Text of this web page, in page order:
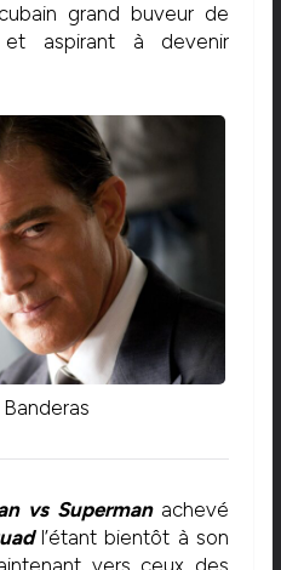
grand buveur de
et aspirant à devenir
vs Supermanachevé
l’étant bientôt à son
vers ceux des